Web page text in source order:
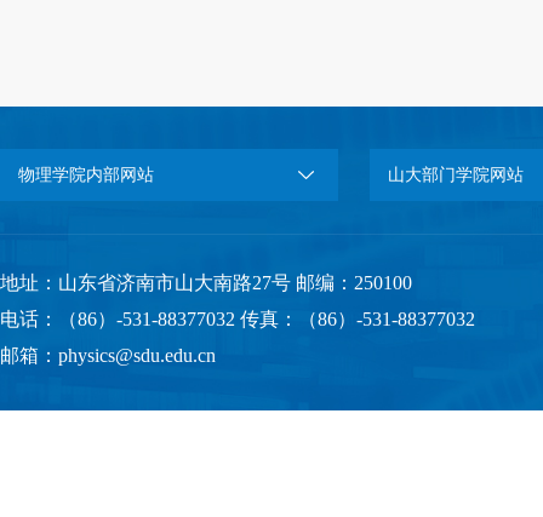
物理学院内部网站 山大部门学院网站
地址：山东省济南市山大南路27号 邮编：250100
电话：（86）-531-88377032 传真：（86）-531-88377032
邮箱：physics@sdu.edu.cn